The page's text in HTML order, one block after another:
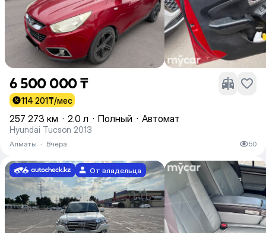
6 500 000 ₸
114 201₸/мес
257 273 км · 2.0 л · Полный · Автомат
Hyundai Tucson 2013
Алматы · Вчера 50
От владельца